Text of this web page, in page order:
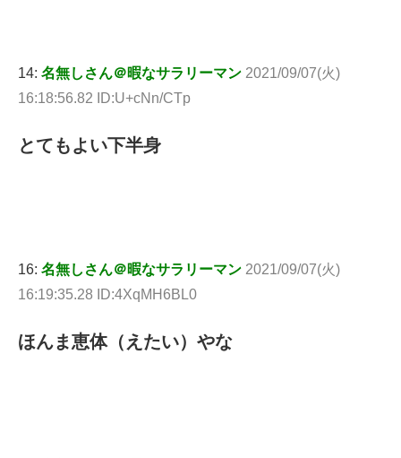
14: 名無しさん＠暇なサラリーマン 2021/09/07(火)
16:18:56.82 ID:U+cNn/CTp
とてもよい下半身
16: 名無しさん＠暇なサラリーマン 2021/09/07(火)
16:19:35.28 ID:4XqMH6BL0
ほんま恵体（えたい）やな